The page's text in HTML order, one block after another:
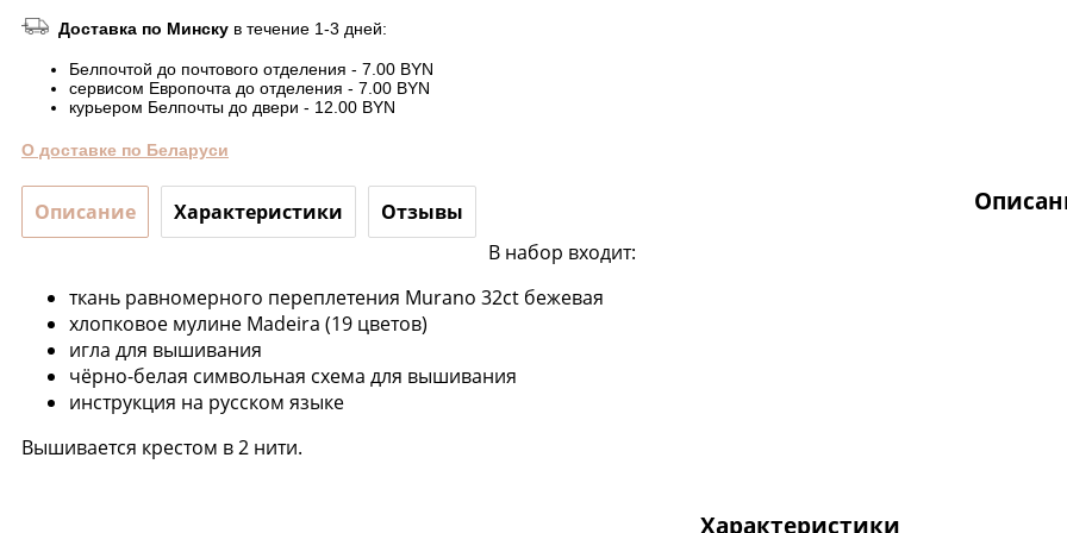
Доставка по Минску в течение 1-3 дней:
Белпочтой до почтового отделения - 7.00 BYN
сервисом Европочта до отделения - 7.00 BYN
курьером Белпочты до двери - 12.00 BYN
О доставке по Беларуси
Описание Характеристики Отзывы
В набор входит:
ткань равномерного переплетения Murano 32ct бежевая
хлопковое мулине Madeira (19 цветов)
игла для вышивания
чёрно-белая символьная схема для вышивания
инструкция на русском языке
Вышивается крестом в 2 нити.
Характеристики